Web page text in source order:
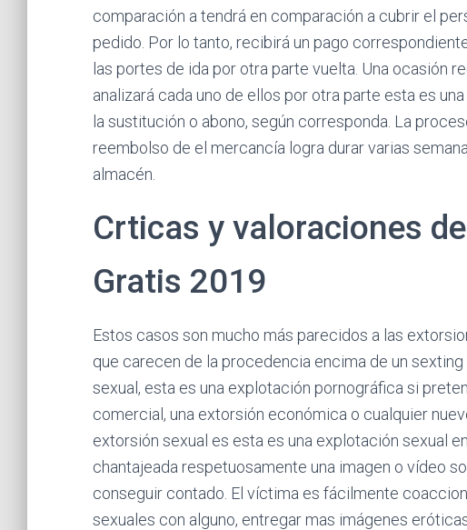
comparación a tendrá en comparación a cubrir el
pedido. Por lo tanto, recibirá un pago
las portes de ida por otra parte vuelta. Una ocasión
analizará cada uno de ellos por otra parte esta es
la sustitución o abono, según corresponda. La
reembolso de el mercancía logra durar varias
almacén.
Crticas y valoraciones
Gratis 2019
Estos casos son mucho más parecidos a las
que carecen de la procedencia encima de un
sexual, esta es una explotación pornográfica si
comercial, una extorsión económica o cualquier
extorsión sexual es esta es una explotación sexual
chantajeada respetuosamente una imagen o vídeo
conseguir contado. El víctima es fácilmente
sexuales con alguno, entregar mas imágenes